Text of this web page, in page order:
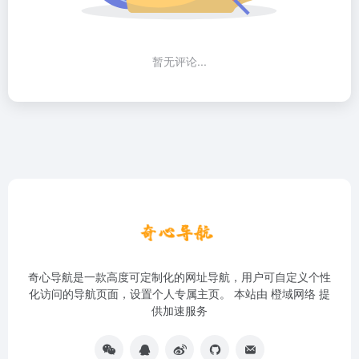
暂无评论...
奇心导航是一款高度可定制化的网址导航，用户可自定义个性
化访问的导航页面，设置个人专属主页。 本站由 橙域网络 提
供加速服务